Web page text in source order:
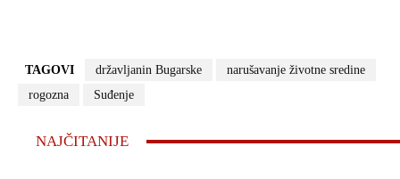
TAGOVI državljanin Bugarske
narušavanje životne sredine
rogozna
Suđenje
NAJČITANIJE